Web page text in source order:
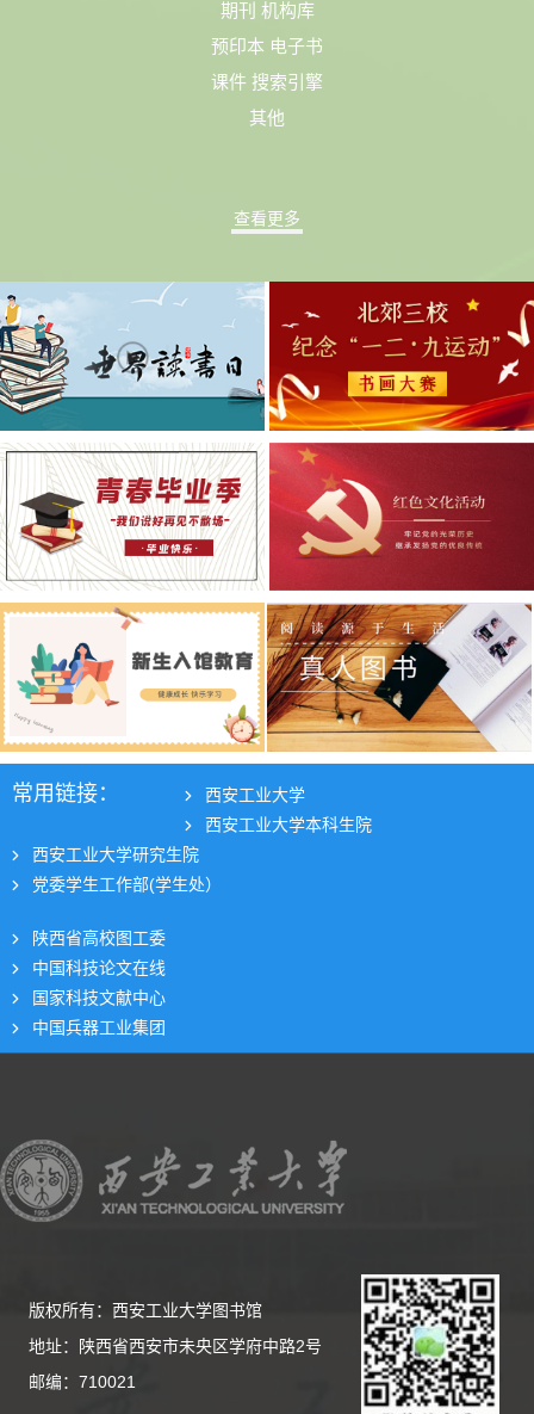
期刊 机构库
预印本 电子书
课件 搜索引擎
其他
查看更多
常用链接：
西安工业大学
西安工业大学本科生院
西安工业大学研究生院
党委学生工作部(学生处）
陕西省高校图工委
中国科技论文在线
国家科技文献中心
中国兵器工业集团
版权所有：西安工业大学图书馆
地址：陕西省西安市未央区学府中路2号
邮编：710021